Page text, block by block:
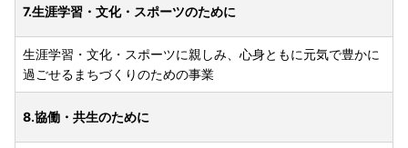
7.生涯学習・文化・スポーツのために
生涯学習・文化・スポーツに親しみ、心身ともに元気で豊かに
過ごせるまちづくりのための事業
8.協働・共生のために